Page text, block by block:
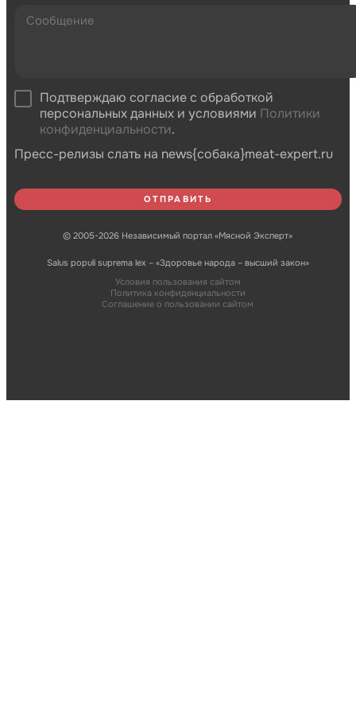
Подтверждаю согласие с обработкой
персональных данных и условиями Политики
конфиденциальности.
Пресс-релизы слать на news{собака}meat-expert.ru
© 2005-2026 Независимый портал «Мясной Эксперт»
Salus populi suprema lex – «Здоровье народа – высший закон»
Условия пользования сайтом
Политика конфиденциальности
Соглашение о пользовании сайтом